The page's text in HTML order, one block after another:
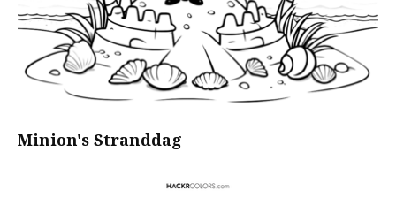
Minion's Stranddag